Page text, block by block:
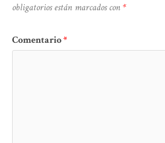
obligatorios están marcados con*
Comentario*